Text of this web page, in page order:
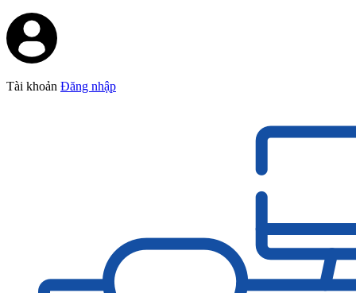
Tài khoản Đăng nhập